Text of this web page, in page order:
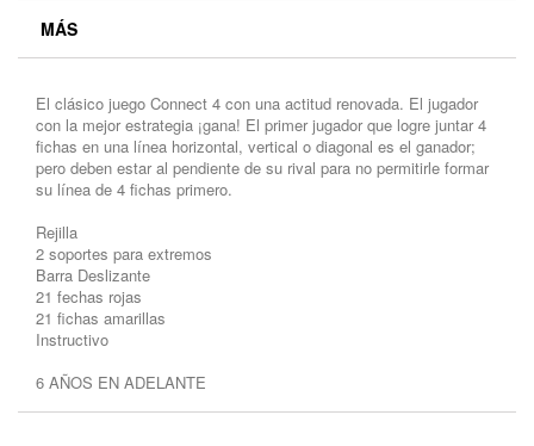
MÁS
El clásico juego Connect 4 con una actitud renovada. El jugador
con la mejor estrategia ¡gana! El primer jugador que logre juntar 4
fichas en una línea horizontal, vertical o diagonal es el ganador;
pero deben estar al pendiente de su rival para no permitirle formar
su línea de 4 fichas primero.
Rejilla
2 soportes para extremos
Barra Deslizante
21 fechas rojas
21 fichas amarillas
Instructivo
6 AÑOS EN ADELANTE